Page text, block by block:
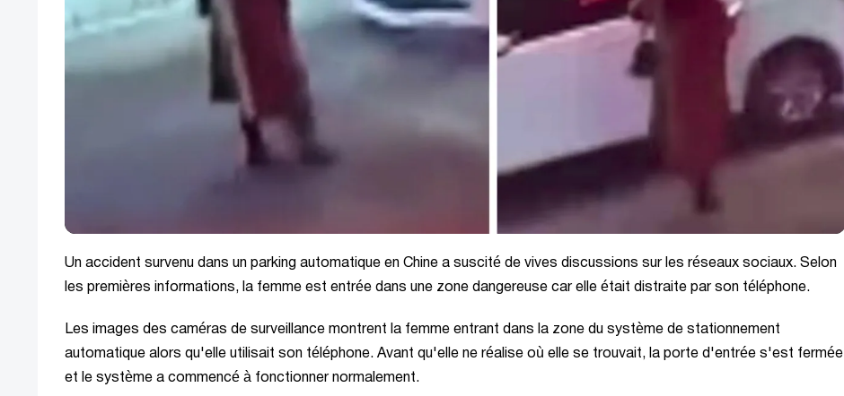
Un accident survenu dans un parking automatique en Chine a suscité de vives discussions sur les réseaux sociaux. Selon
les premières informations, la femme est entrée dans une zone dangereuse car elle était distraite par son téléphone.
Les images des caméras de surveillance montrent la femme entrant dans la zone du système de stationnement
automatique alors qu'elle utilisait son téléphone. Avant qu'elle ne réalise où elle se trouvait, la porte d'entrée s'est fermée
et le système a commencé à fonctionner normalement.